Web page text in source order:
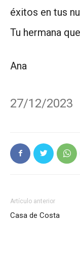
éxitos en tus
Tu hermana
Ana
27/12/2023
Artículo anterior
Casa de Costa